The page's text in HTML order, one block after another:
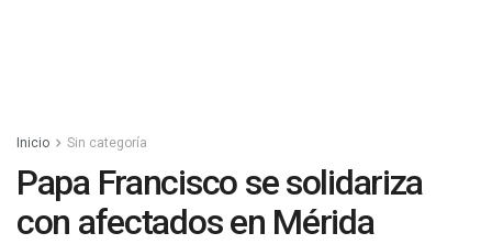
Inicio Sin categoría
Papa Francisco se solidariza
con afectados en Mérida